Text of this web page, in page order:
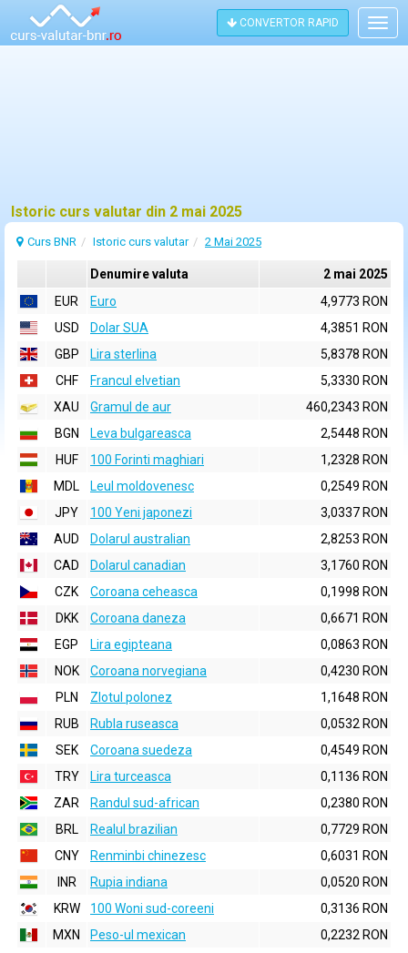
CONVERTOR RAPID
Istoric curs valutar din 2 mai 2025
Curs BNR Istoric curs valutar 2 Mai 2025
Denumire valuta
2 mai 2025
EUR
Euro
4,9773 RON
USD
Dolar SUA
4,3851 RON
GBP
Lira sterlina
5,8378 RON
CHF
Francul elvetian
5,3330 RON
XAU
Gramul de aur
460,2343 RON
BGN
Leva bulgareasca
2,5448 RON
HUF
100 Forinti maghiari
1,2328 RON
MDL
Leul moldovenesc
0,2549 RON
JPY
100 Yeni japonezi
3,0337 RON
AUD
Dolarul australian
2,8253 RON
CAD
Dolarul canadian
3,1760 RON
CZK
Coroana ceheasca
0,1998 RON
DKK
Coroana daneza
0,6671 RON
EGP
Lira egipteana
0,0863 RON
NOK
Coroana norvegiana
0,4230 RON
PLN
Zlotul polonez
1,1648 RON
RUB
Rubla ruseasca
0,0532 RON
SEK
Coroana suedeza
0,4549 RON
TRY
Lira turceasca
0,1136 RON
ZAR
Randul sud-african
0,2380 RON
BRL
Realul brazilian
0,7729 RON
CNY
Renminbi chinezesc
0,6031 RON
INR
Rupia indiana
0,0520 RON
KRW
100 Woni sud-coreeni
0,3136 RON
MXN
Peso-ul mexican
0,2232 RON